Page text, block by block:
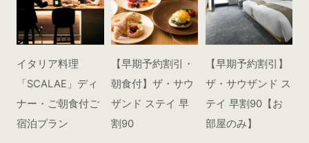
イタリア料理
「SCALAE」ディ
ナー・ご朝食付ご
宿泊プラン
【早期予約割引・
朝食付】ザ・サウ
ザンド ステイ 早
割90
【早期予約割引】
ザ・サウザンド ス
テイ 早割90【お
部屋のみ】